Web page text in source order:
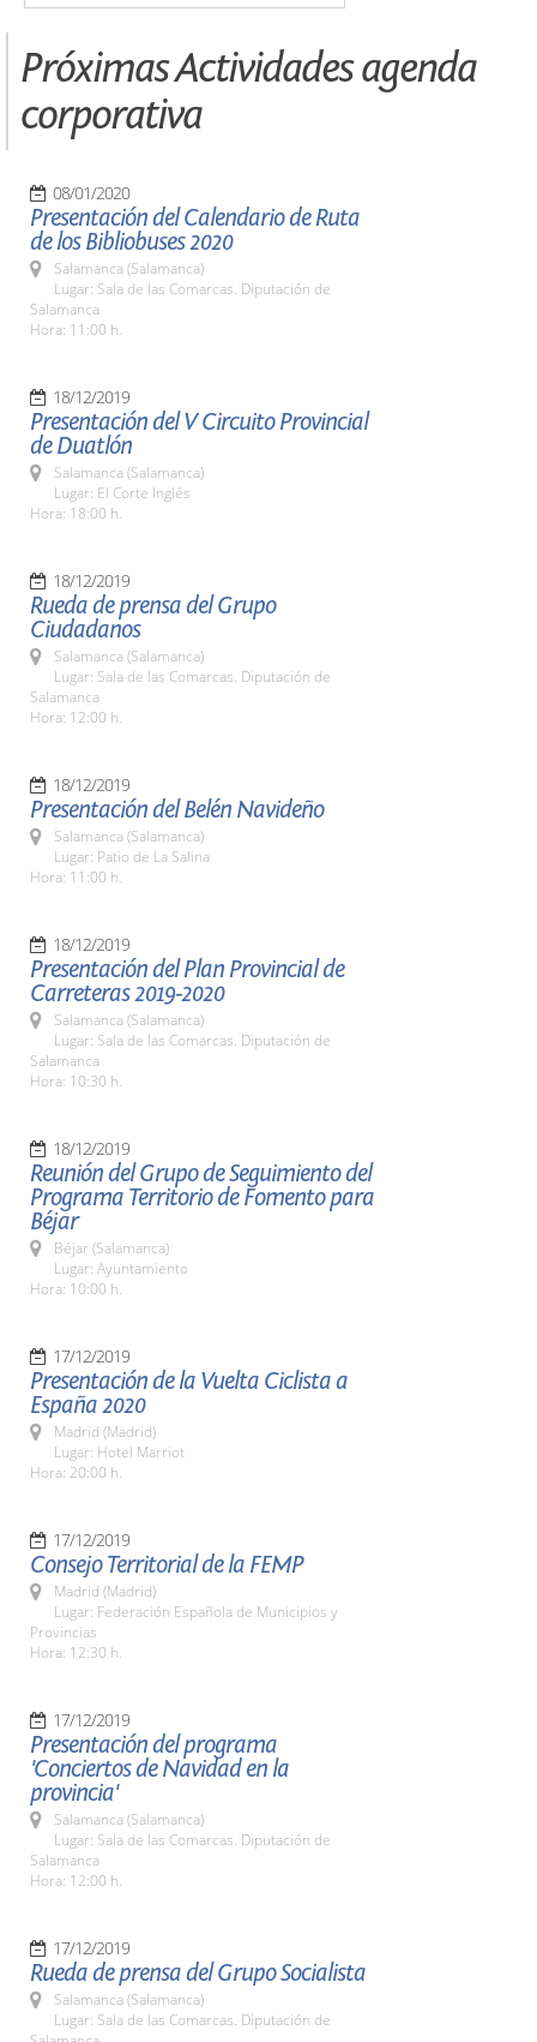
Próximas Actividades agenda
corporativa
08/01/2020
Presentación del Calendario de Ruta
de los Bibliobuses 2020
Salamanca (Salamanca)
Lugar: Sala de las Comarcas. Diputación de
Salamanca
Hora: 11:00 h.
18/12/2019
Presentación del V Circuito Provincial
de Duatlón
Salamanca (Salamanca)
Lugar: El Corte Inglés
Hora: 18:00 h.
18/12/2019
Rueda de prensa del Grupo
Ciudadanos
Salamanca (Salamanca)
Lugar: Sala de las Comarcas. Diputación de
Salamanca
Hora: 12:00 h.
18/12/2019
Presentación del Belén Navideño
Salamanca (Salamanca)
Lugar: Patio de La Salina
Hora: 11:00 h.
18/12/2019
Presentación del Plan Provincial de
Carreteras 2019-2020
Salamanca (Salamanca)
Lugar: Sala de las Comarcas. Diputación de
Salamanca
Hora: 10:30 h.
18/12/2019
Reunión del Grupo de Seguimiento del
Programa Territorio de Fomento para
Béjar
Béjar (Salamanca)
Lugar: Ayuntamiento
Hora: 10:00 h.
17/12/2019
Presentación de la Vuelta Ciclista a
España 2020
Madrid (Madrid)
Lugar: Hotel Marriot
Hora: 20:00 h.
17/12/2019
Consejo Territorial de la FEMP
Madrid (Madrid)
Lugar: Federación Española de Municipios y
Provincias
Hora: 12:30 h.
17/12/2019
Presentación del programa
'Conciertos de Navidad en la
provincia'
Salamanca (Salamanca)
Lugar: Sala de las Comarcas. Diputación de
Salamanca
Hora: 12:00 h.
17/12/2019
Rueda de prensa del Grupo Socialista
Salamanca (Salamanca)
Lugar: Sala de las Comarcas. Diputación de